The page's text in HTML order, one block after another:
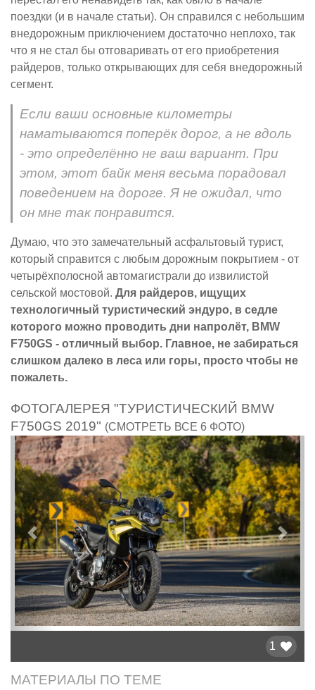
поездки (и в начале статьи). Он справился с небольшим
внедорожным приключением достаточно неплохо, так
что я не стал бы отговаривать от его приобретения
райдеров, только открывающих для себя внедорожный
сегмент.
Если ваши основные километры
наматываются поперёк дорог, а не вдоль
- это определённо не ваш вариант. При
этом, этот байк меня весьма порадовал
поведением на дороге. Я не ожидал, что
он мне так понравится.
Думаю, что это замечательный асфальтовый турист,
который справится с любым дорожным покрытием - от
четырёхполосной автомагистрали до извилистой
сельской мостовой. Для райдеров, ищущих
технологичный туристический эндуро, в седле
которого можно проводить дни напролёт, BMW
F750GS - отличный выбор. Главное, не забираться
слишком далеко в леса или горы, просто чтобы не
пожалеть.
ФОТОГАЛЕРЕЯ "ТУРИСТИЧЕСКИЙ BMW
F750GS 2019" (СМОТРЕТЬ ВСЕ 6 ФОТО)
Предыдущий
1
МАТЕРИАЛЫ ПО ТЕМЕ